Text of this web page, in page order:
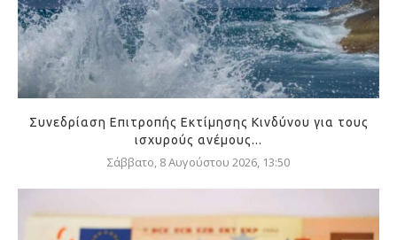
Συνεδρίαση Επιτροπής Εκτίμησης Κινδύνου για τους
ισχυρούς ανέμους...
Σάββατο, 8 Αυγούστου 2026, 13:50